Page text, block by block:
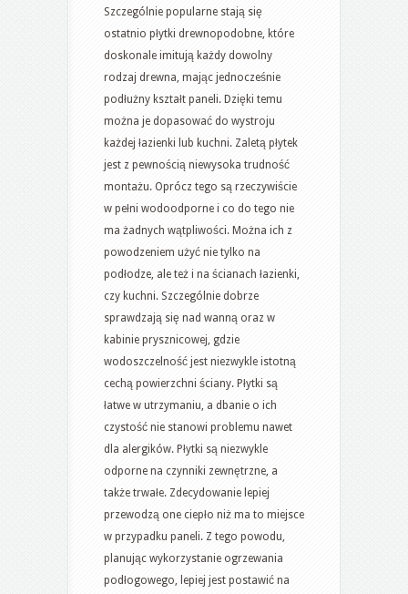
Szczególnie popularne stają się
ostatnio płytki drewnopodobne, które
doskonale imitują każdy dowolny
rodzaj drewna, mając jednocześnie
podłużny kształt paneli. Dzięki temu
można je dopasować do wystroju
każdej łazienki lub kuchni. Zaletą płytek
jest z pewnością niewysoka trudność
montażu. Oprócz tego są rzeczywiście
w pełni wodoodporne i co do tego nie
ma żadnych wątpliwości. Można ich z
powodzeniem użyć nie tylko na
podłodze, ale też i na ścianach łazienki,
czy kuchni. Szczególnie dobrze
sprawdzają się nad wanną oraz w
kabinie prysznicowej, gdzie
wodoszczelność jest niezwykle istotną
cechą powierzchni ściany. Płytki są
łatwe w utrzymaniu, a dbanie o ich
czystość nie stanowi problemu nawet
dla alergików. Płytki są niezwykle
odporne na czynniki zewnętrzne, a
także trwałe. Zdecydowanie lepiej
przewodzą one ciepło niż ma to miejsce
w przypadku paneli. Z tego powodu,
planując wykorzystanie ogrzewania
podłogowego, lepiej jest postawić na